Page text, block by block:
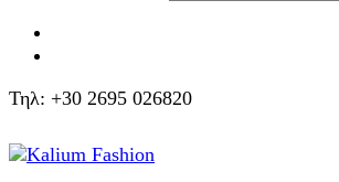
Τηλ: +30 2695 026820